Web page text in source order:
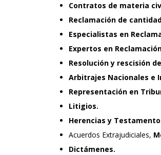
Contratos de materia
Reclamación de
Especialistas en
Expertos en
Resolución y rescisión
Arbitrajes Nacionales e
Representación en
Litigios.
Herencias y
Acuerdos Extrajudiciales,
Dictámenes.